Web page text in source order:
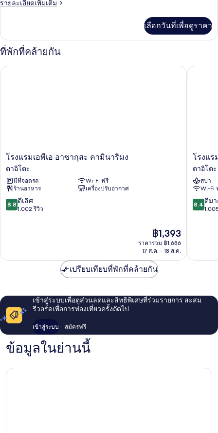
รายละเอียดเพิ่มเติม
ราย
เกี่ยว
กับ
ห้อง
ดับเบิล
เลือกวันที่เพื่อดูราคา
ที่พักที่คล้ายกัน
โรงแรม
พีเอ
อา
ซา
กุสะ
คา
โตะ
โรงแรมเอพีเอ อาซากุสะ คามินาริมง
ตาอิโตะ
มีที่จอดรถ
Wi-Fi ฟรี
ร้านอาหาร
เครื่องปรับอากาศ
8.8
จาก
8.8 ดีเลิศ
1,002 รีวิว
ราคา
ปัจจุบัน
คือ
฿1,393
ราคารวม ฿1,686
17 ส.ค. - 18 ส.ค.
โรงแรมเอพีเอ อาซากุสะ คามินาริมง
โรงแรม
พีเอ
อา
ซา
กุสะ
คุ
โตะ
โรงแร
ตาอิโตะ
สปา
Wi-Fi
8.4
จาก
8.4 ดีม
โรงแรม
เปรียบเทียบที่พักที่คล้ายกัน
เข้าสู่ระบบเพื่อดูส่วนลดและสิทธิพิเศษที่ร่วมรายการ สะสม
รีวอร์ดเพื่อการท่องเที่ยวครั้งถัดไป
เข้าสู่ระบบ สมัครฟรี
ข้อมูลในย่านนี้